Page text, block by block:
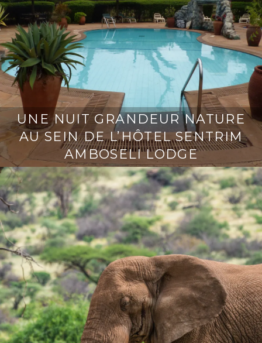
UNE NUIT GRANDEUR NATURE
AU SEIN DE L’HÔTEL SENTRIM
AMBOSELI LODGE